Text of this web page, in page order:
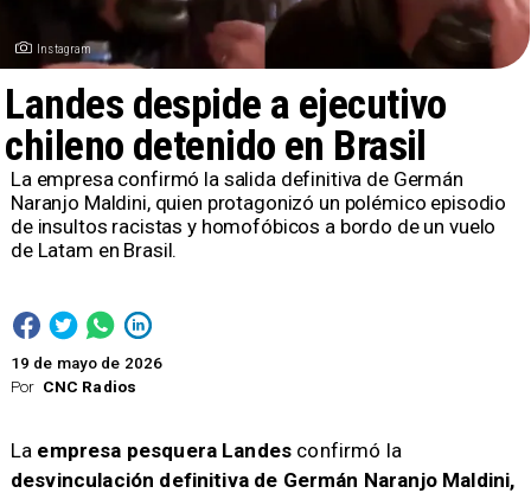
Instagram
Por CNC Radios
Landes despide a ejecutivo
chileno detenido en Brasil
19 de mayo de 2026
​La empresa confirmó la salida definitiva de Germán
Naranjo Maldini, quien protagonizó un polémico episodio
de insultos racistas y homofóbicos a bordo de un vuelo
de Latam en Brasil.
La empresa pesquera Landes confirmó la
desvinculación definitiva de Germán Naranjo Maldini,